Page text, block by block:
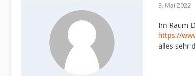
3. Mai 2022
Im Raum
https://
alles sehr